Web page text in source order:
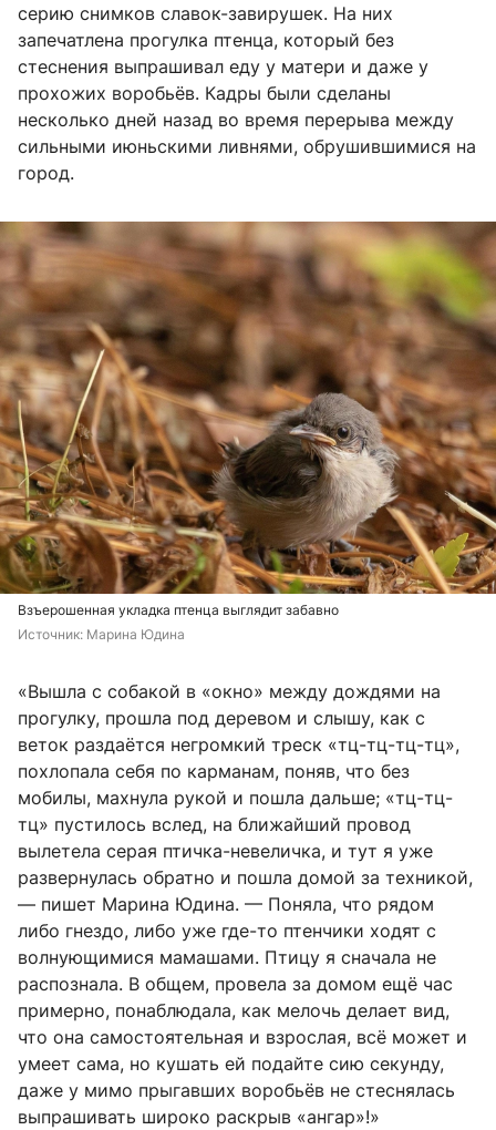
серию снимков славок-завирушек. На них
запечатлена прогулка птенца, который без
стеснения выпрашивал еду у матери и даже у
прохожих воробьёв. Кадры были сделаны
несколько дней назад во время перерыва между
сильными июньскими ливнями, обрушившимися на
город.
Взъерошенная укладка птенца выглядит забавно
Источник: Марина Юдина
«Вышла с собакой в «окно» между дождями на
прогулку, прошла под деревом и слышу, как с
веток раздаётся негромкий треск «тц-тц-тц-тц»,
похлопала себя по карманам, поняв, что без
мобилы, махнула рукой и пошла дальше; «тц-тц-
тц» пустилось вслед, на ближайший провод
вылетела серая птичка-невеличка, и тут я уже
развернулась обратно и пошла домой за техникой,
— пишет Марина Юдина. — Поняла, что рядом
либо гнездо, либо уже где-то птенчики ходят с
волнующимися мамашами. Птицу я сначала не
распознала. В общем, провела за домом ещё час
примерно, понаблюдала, как мелочь делает вид,
что она самостоятельная и взрослая, всё может и
умеет сама, но кушать ей подайте сию секунду,
даже у мимо прыгавших воробьёв не стеснялась
выпрашивать широко раскрыв «ангар»!»